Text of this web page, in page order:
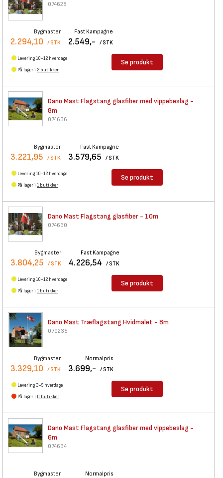
074628
Bygmaster
2.294,10 / STK
Fast Kampagne
2.549,- / STK
Levering 10-12 hverdage
På lager i 2 butikker
Se produkt
Dano Mast Flagstang glasfibermed vippebeslag -
8m
074636
Bygmaster
3.221,95 / STK
Fast Kampagne
3.579,65 / STK
Levering 10-12 hverdage
På lager i 1 butikker
Se produkt
Dano Mast Flagstang glasfiber - 10m
074630
Bygmaster
3.804,25 / STK
Fast Kampagne
4.226,54 / STK
Levering 10-12 hverdage
På lager i 1 butikker
Se produkt
Dano Mast Træflagstang Hvidmalet - 8m
079235
Bygmaster
3.329,10 / STK
Normalpris
3.699,- / STK
Levering 3-5 hverdage
På lager i 0 butikker
Se produkt
Dano Mast Flagstang glasfibermed vippebeslag -
6m
074634
Bygmaster Normalpris